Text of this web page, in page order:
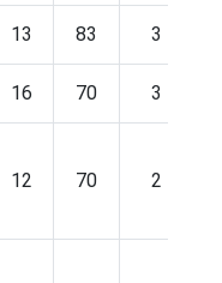
13 83 3
16 70 3
12 70 2